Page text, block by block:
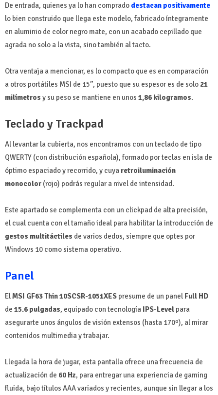
De entrada, quienes ya lo han comprado destacan positivamente
lo bien construido que llega este modelo, fabricado íntegramente
en aluminio de color negro mate, con un acabado cepillado que
agrada no solo a la vista, sino también al tacto.
Otra ventaja a mencionar, es lo compacto que es en comparación
a otros portátiles MSI de 15’’, puesto que su espesor es de solo 21
milímetros y su peso se mantiene en unos 1,86 kilogramos.
Teclado y Trackpad
Al levantar la cubierta, nos encontramos con un teclado de tipo
QWERTY (con distribución española), formado por teclas en isla de
óptimo espaciado y recorrido, y cuyaretroiluminación
monocolor (rojo) podrás regular a nivel de intensidad.
Este apartado se complementa con un clickpad de alta precisión,
el cual cuenta con el tamaño ideal para habilitar la introducción de
gestos multitáctiles de varios dedos, siempre que optes por
Windows 10 como sistema operativo.
Panel
ElMSI GF63 Thin 10SCSR-1051XES presume de un panel Full HD
de 15.6 pulgadas, equipado con tecnología IPS-Level para
asegurarte unos ángulos de visión extensos (hasta 170º), al mirar
contenidos multimedia y trabajar.
Llegada la hora de jugar, esta pantalla ofrece una frecuencia de
actualización de 60 Hz, para entregar una experiencia de gaming
fluida, bajo títulos AAA variados y recientes, aunque sin llegar a los